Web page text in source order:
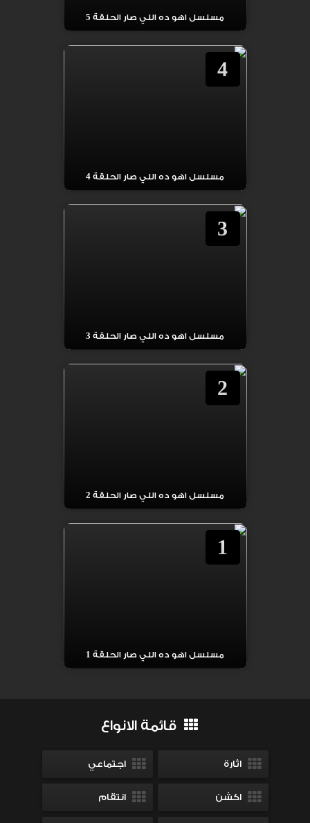
مسلسل اهو ده اللي صار الحلقة 5
4
مسلسل اهو ده اللي صار الحلقة 4
3
مسلسل اهو ده اللي صار الحلقة 3
2
مسلسل اهو ده اللي صار الحلقة 2
1
مسلسل اهو ده اللي صار الحلقة 1
قائمة الانواع
اثارة اجتماعي
اكشن انتقام